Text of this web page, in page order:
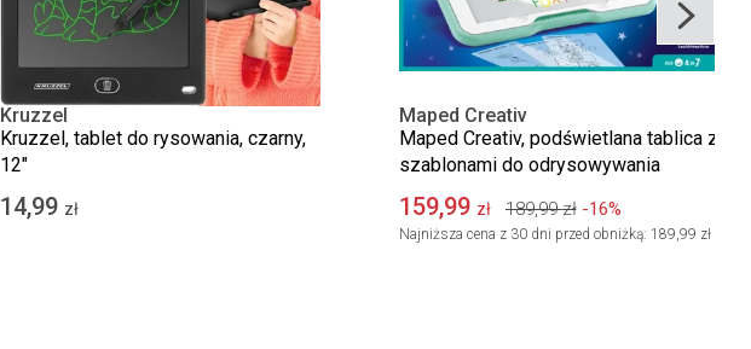
Kruzzel
Kruzzel, tablet do rysowania, czarny,
12"
14,99 zł
Maped Creativ
Maped Creativ, podświetlana tablica z
szablonami do odrysowywania
159,99 zł 189,99 zł -16%
Najniższa cena z 30 dni przed obniżką: 189,99 zł